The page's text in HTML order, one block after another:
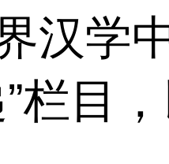
汉学
栏目